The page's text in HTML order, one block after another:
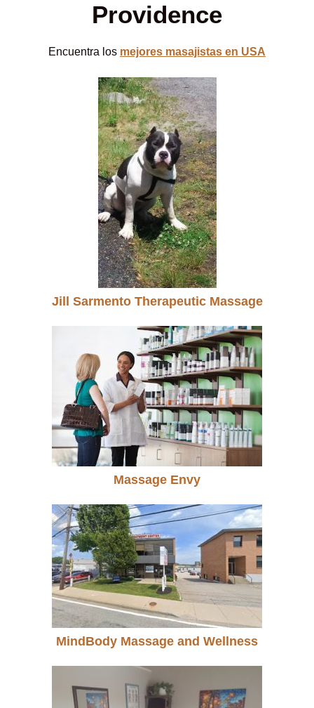
Providence
Encuentra los mejores masajistas en USA
Jill Sarmento Therapeutic Massage
Massage Envy
MindBody Massage and Wellness